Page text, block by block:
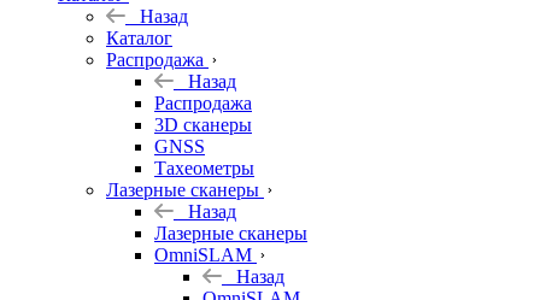
Архив
Геодезическое
оборудование
Назад
Каталог
Распродажа
Назад
Распродажа
3D сканеры
GNSS
Тахеометры
Лазерные сканеры
Назад
Лазерные сканеры
OmniSLAM
Назад